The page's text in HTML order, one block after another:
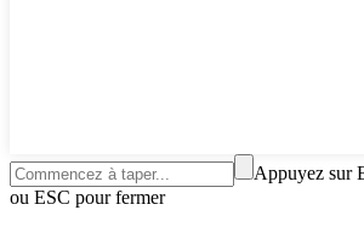
Appuyez sur
ou ESC pour fermer